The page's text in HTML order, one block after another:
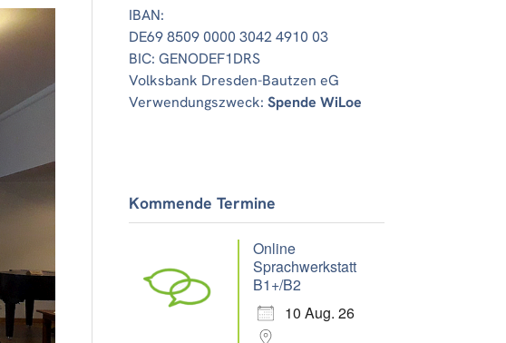
IBAN:
DE69 8509 0000 3042 4910 03
BIC: GENODEF1DRS
Volksbank Dresden-Bautzen eG
Verwendungszweck:Spende WiLoe
Kommende Termine
Online
Sprachwerkstatt
B1+/B2
10 Aug. 26